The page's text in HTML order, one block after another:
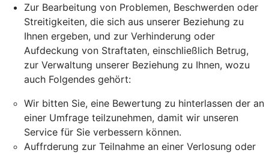
Zur Bearbeitung von Problemen, Beschwerden oder
Streitigkeiten, die sich aus unserer Beziehung zu
Ihnen ergeben, und zur Verhinderung oder
Aufdeckung von Straftaten, einschließlich Betrug,
zur Verwaltung unserer Beziehung zu Ihnen, wozu
auch Folgendes gehört:
Wir bitten Sie, eine Bewertung zu hinterlassen der an
einer Umfrage teilzunehmen, damit wir unseren
Service für Sie verbessern können.
Auffrderung zur Teilnahme an einer Verlosung oder